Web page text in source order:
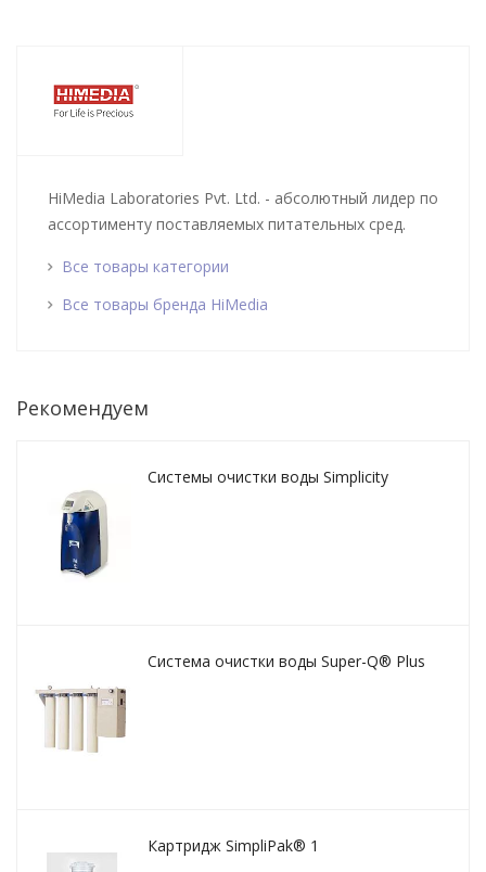
HiMedia Laboratories Pvt. Ltd. - абсолютный лидер по
ассортименту поставляемых питательных сред.
Все товары категории
Все товары бренда HiMedia
Рекомендуем
Системы очистки воды Simplicity
Система очистки воды Super-Q® Plus
Картридж SimpliPak® 1